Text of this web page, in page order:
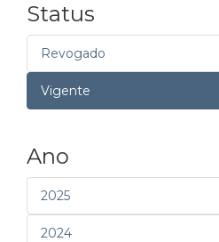
Status
Revogado
Vigente
Ano
2025
2024